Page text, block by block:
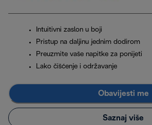
Intuitivni zaslon u boji
Pristup na daljinu jednim dodirom
Preuzmite vaše napitke za ponijeti
Lako čišćenje i održavanje
Obavijesti me
Saznaj više